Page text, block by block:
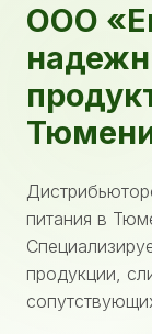
ООО
питания в
продукции,